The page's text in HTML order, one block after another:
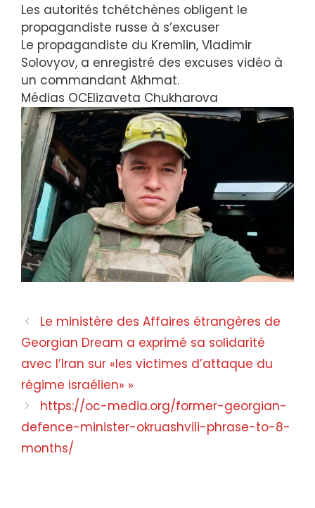
Les autorités tchétchènes obligent le
propagandiste russe à s’excuser
Le propagandiste du Kremlin, Vladimir
Solovyov, a enregistré des excuses vidéo à
un commandant Akhmat.
Médias OCElizaveta Chukharova
Le ministère des Affaires étrangères de
Georgian Dream a exprimé sa solidarité
avec l’Iran sur «les victimes d’attaque du
régime israélien» »
https://oc-media.org/former-georgian-
defence-minister-okruashvili-phrase-to-8-
months/